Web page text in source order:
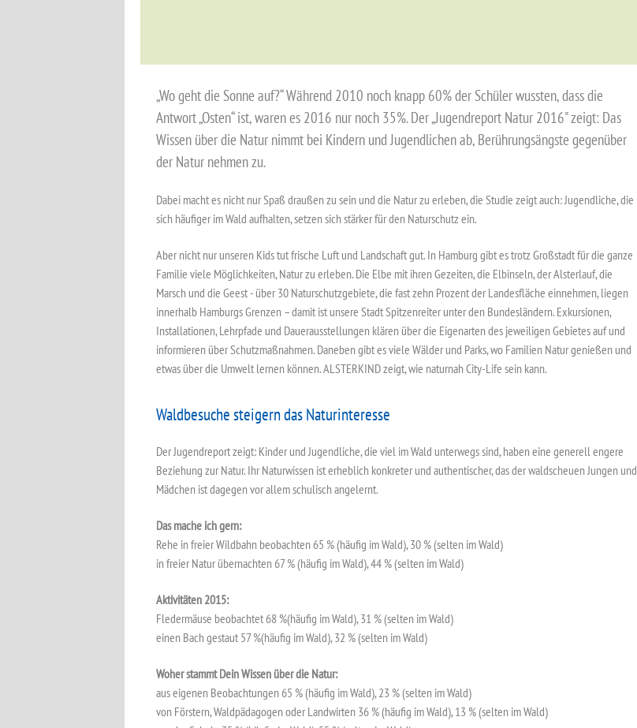
„Wo geht die Sonne auf?“ Während 2010 noch knapp 60% der Schüler wussten, dass die
Antwort „Osten“ ist, waren es 2016 nur noch 35%. Der „Jugendreport Natur 2016" zeigt: Das
Wissen über die Natur nimmt bei Kindern und Jugendlichen ab, Berührungsängste gegenüber
der Natur nehmen zu.
Dabei macht es nicht nur Spaß draußen zu sein und die Natur zu erleben, die Studie zeigt auch: Jugendliche, die
sich häufiger im Wald aufhalten, setzen sich stärker für den Naturschutz ein.
Aber nicht nur unseren Kids tut frische Luft und Landschaft gut. In Hamburg gibt es trotz Großstadt für die ganze
Familie viele Möglichkeiten, Natur zu erleben. Die Elbe mit ihren Gezeiten, die Elbinseln, der Alsterlauf, die
Marsch und die Geest - über 30 Naturschutzgebiete, die fast zehn Prozent der Landesfläche einnehmen, liegen
innerhalb Hamburgs Grenzen – damit ist unsere Stadt Spitzenreiter unter den Bundesländern. Exkursionen,
Installationen, Lehrpfade und Dauerausstellungen klären über die Eigenarten des jeweiligen Gebietes auf und
informieren über Schutzmaßnahmen. Daneben gibt es viele Wälder und Parks, wo Familien Natur genießen und
etwas über die Umwelt lernen können. ALSTERKIND zeigt, wie naturnah City-Life sein kann.
Waldbesuche steigern das Naturinteresse
Der Jugendreport zeigt: Kinder und Jugendliche, die viel im Wald unterwegs sind, haben eine generell engere
Beziehung zur Natur. Ihr Naturwissen ist erheblich konkreter und authentischer, das der waldscheuen Jungen und
Mädchen ist dagegen vor allem schulisch angelernt.
Das mache ich gern:
Rehe in freier Wildbahn beobachten 65 % (häufig im Wald), 30 % (selten im Wald)
in freier Natur übernachten 67 % (häufig im Wald), 44 % (selten im Wald)
Aktivitäten 2015:
Fledermäuse beobachtet 68 %(häufig im Wald), 31 % (selten im Wald)
einen Bach gestaut 57 %(häufig im Wald), 32 % (selten im Wald)
Woher stammt Dein Wissen über die Natur:
aus eigenen Beobachtungen 65 % (häufig im Wald), 23 % (selten im Wald)
von Förstern, Waldpädagogen oder Landwirten 36 % (häufig im Wald), 13 % (selten im Wald)